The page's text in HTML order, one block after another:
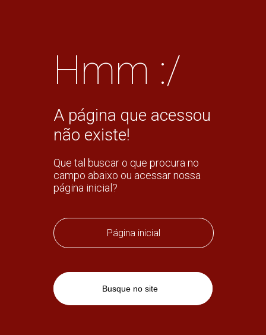
Hmm :/
A página que acessou
não existe!
Que tal buscar o que procura no
campo abaixo ou acessar nossa
página inicial?
Página inicial